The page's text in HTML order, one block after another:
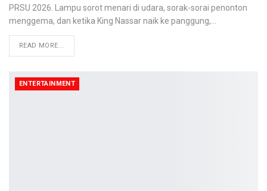
PRSU 2026. Lampu sorot menari di udara, sorak-sorai penonton
menggema, dan ketika King Nassar naik ke panggung,
READ MORE...
ENTERTAINMENT